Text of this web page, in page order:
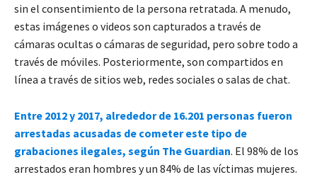
sin el consentimiento de la persona retratada. A menudo,
estas imágenes o videos son capturados a través de
cámaras ocultas o cámaras de seguridad, pero sobre todo a
través de móviles. Posteriormente, son compartidos en
línea a través de sitios web, redes sociales o salas de chat.
Entre 2012 y 2017, alrededor de 16.201 personas fueron
arrestadas acusadas de cometer este tipo de
grabaciones ilegales, según The Guardian. El 98% de los
arrestados eran hombres y un 84% de las víctimas mujeres.